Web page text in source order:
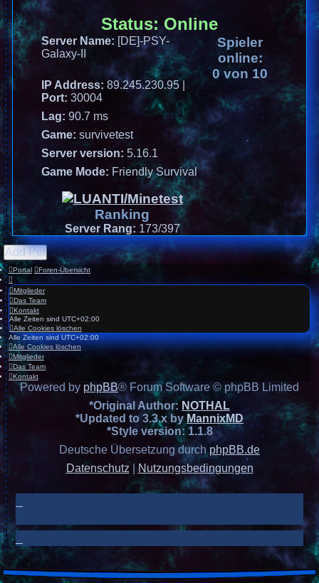
Status:Online
Server Name: [DE]-PSY-
Galaxy-II
IP Address: 89.245.230.95|
Port: 30004
Lag: 90.7 ms
Game: survivetest
Server version: 5.16.1
Game Mode: Friendly Survival
Ranking
Server Rang: 173/397
Spieler
online:
0 von 10
Add Pet
Portal Foren-Übersicht
Mitglieder
Das Team
Kontakt
Alle Zeiten sind UTC+02:00
Alle Cookies löschen
Alle Zeiten sindUTC+02:00
Alle Cookies löschen
Mitglieder
Das Team
Kontakt
Powered by phpBB® Forum Software © phpBB Limited
*Original Author: NOTHAL
*Updated to 3.3.x by MannixMD
*Style version: 1.1.8
Deutsche Übersetzung durch phpBB.de
Datenschutz
Nutzungsbedingungen